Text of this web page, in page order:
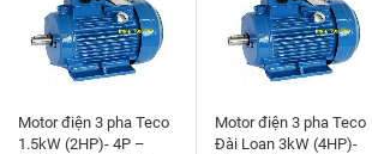
Motor điện 3 pha Teco
1.5kW (2HP)- 4P –
Motor điện 3 pha Teco
Đài Loan 3kW (4HP)-